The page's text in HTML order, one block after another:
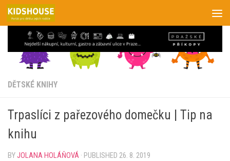
Skip to content
DĚTSKÉ KNIHY
Trpaslíci z pařezového domečku | Tip na
knihu
BYJOLANA HOLÁŇOVÁ · PUBLISHED 26. 8. 2019